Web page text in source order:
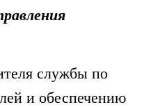
службы по
и обеспечению